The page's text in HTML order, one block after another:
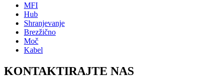
MFI
Hub
Shranjevanje
Brezžično
Moč
Kabel
KONTAKTIRAJTE NAS